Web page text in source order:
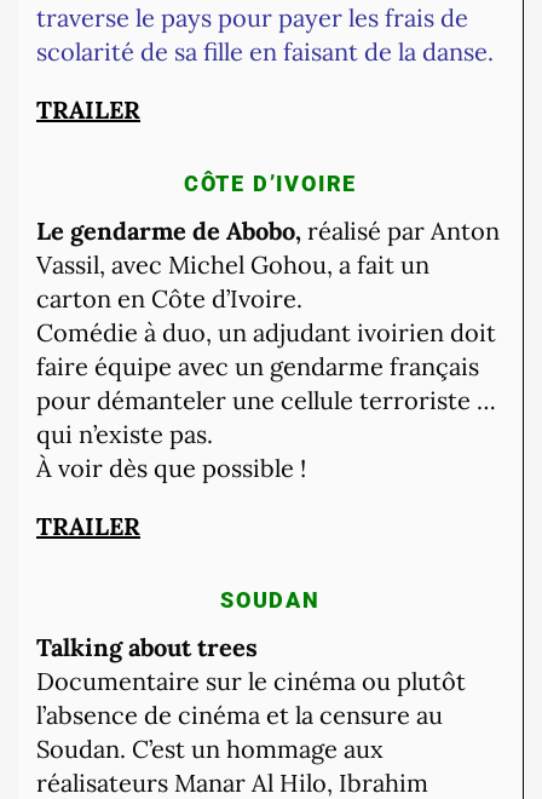
traverse le pays pour payer les frais de
scolarité de sa fille en faisant de la danse.
TRAILER
CÔTE D’IVOIRE
Le gendarme de Abobo, réalisé par Anton
Vassil, avec Michel Gohou, a fait un
carton en Côte d’Ivoire.
Comédie à duo, un adjudant ivoirien doit
faire équipe avec un gendarme français
pour démanteler une cellule terroriste …
qui n’existe pas.
À voir dès que possible !
TRAILER
SOUDAN
Talking about trees
Documentaire sur le cinéma ou plutôt
l’absence de cinéma et la censure au
Soudan. C’est un hommage aux
réalisateurs Manar Al Hilo, Ibrahim